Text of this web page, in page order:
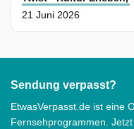
21 Juni 2026
Sendung verpasst?
EtwasVerpasst.de ist eine
Fernsehprogrammen.